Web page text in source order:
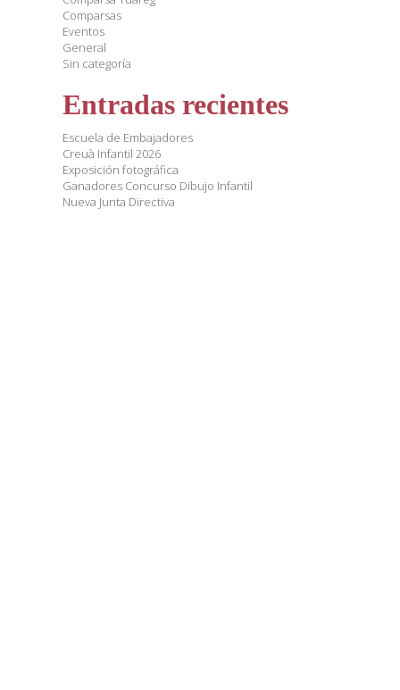
Comparsas
Eventos
General
Sin categoría
Entradas recientes
Escuela de Embajadores
Creuà Infantil 2026
Exposición fotográfica
Ganadores Concurso Dibujo Infantil
Nueva Junta Directiva